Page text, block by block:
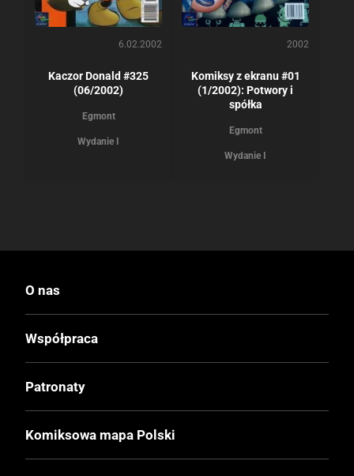
6.02.2002
Kaczor Donald #325
(06/2002)
Egmont
Wydanie I
2002
Komiksy z ekranu #01
(1/2002): Potwory i
spółka
Egmont
Wydanie I
O nas
Współpraca
Patronaty
Komiksowa mapa Polski